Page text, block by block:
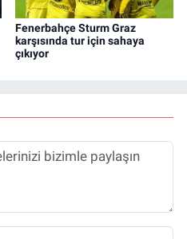
Fenerbahçe Sturm Graz
karşısında tur için sahaya
çıkıyor